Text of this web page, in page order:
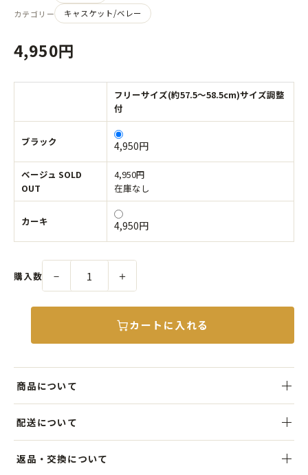
カテゴリー
キャスケット/ベレー
4,950円
フリーサイズ(約57.5～58.5cm)サイズ調整
付
ブラック 4,950円
ベージュ SOLD
OUT
4,950円
在庫なし
カーキ 4,950円
購入数 － ＋
カートに入れる
商品について
のキャスケット。
コーディネートにプラスするだけで華やかなアクセントになります。
配送について
目安に発送いたします。クリックポスト（追跡可能・ポスト投函）対
返品・交換について